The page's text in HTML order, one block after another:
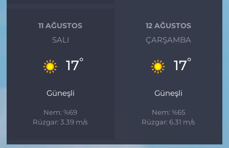
11 AĞUSTOS
SALI
17°
Güneşli
Nem: %69
Rüzgar: 3.39 m/s
12 AĞUSTOS
ÇARŞAMBA
17°
Güneşli
Nem: %65
Rüzgar: 6.31 m/s